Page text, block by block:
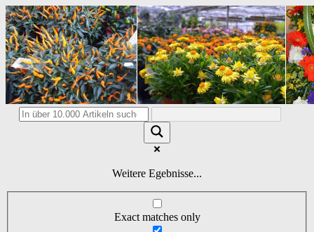
Weitere Egebnisse...
Exact matches only